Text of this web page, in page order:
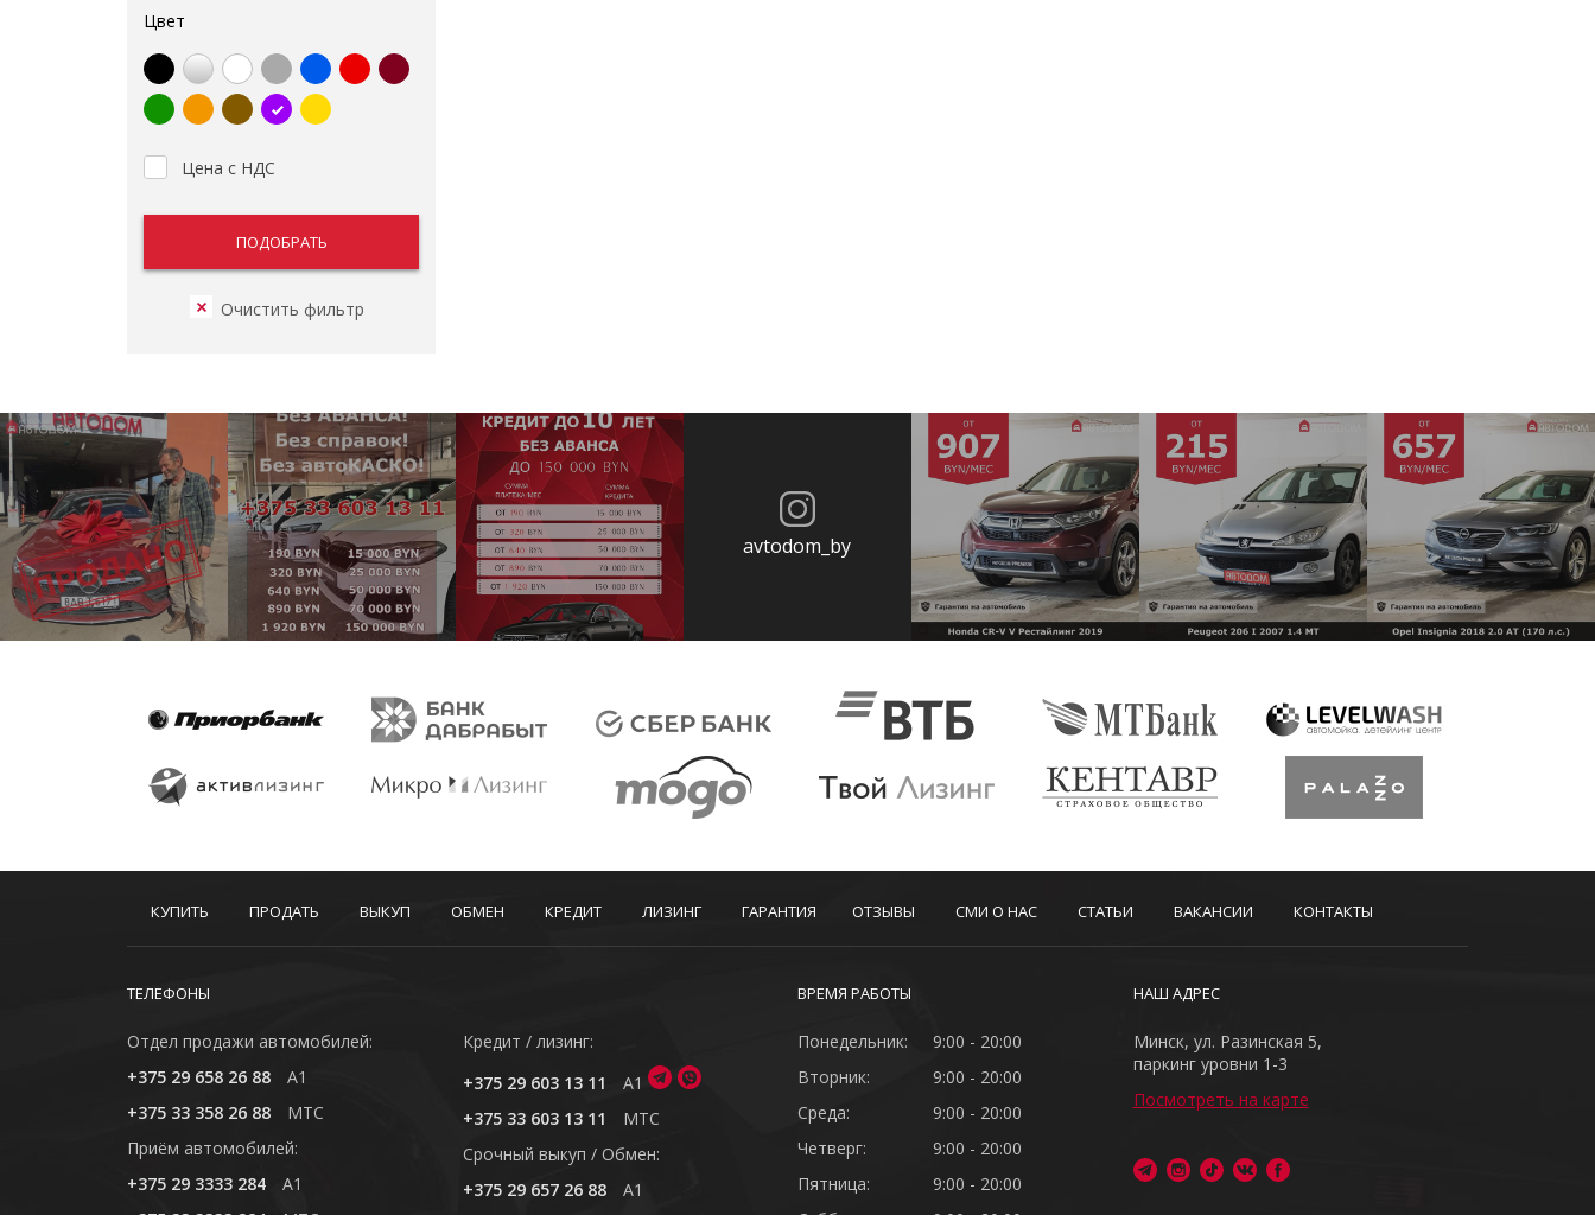
Цвет
Цена с НДС
avtodom_by
КУПИТЬ ПРОДАТЬ ВЫКУП ОБМЕН КРЕДИТ ЛИЗИНГ ГАРАНТИЯ ОТЗЫВЫ СМИ О НАС СТАТЬИ ВАКАНСИИ КОНТАКТЫ
ТЕЛЕФОНЫ
Отдел продажи автомобилей:
+375 29 658 26 88
A1
+375 33 358 26 88
MTC
Приём автомобилей:
+375 29 3333 284
A1
Кредит / лизинг:
+375 29 603 13 11
A1
+375 33 603 13 11
MTC
Cрочный выкуп / Обмен:
+375 29 657 26 88
A1
ВРЕМЯ РАБОТЫ
Понедельник:
9:00 - 20:00
Вторник:
9:00 - 20:00
Среда:
9:00 - 20:00
Четверг:
9:00 - 20:00
Пятница:
9:00 - 20:00
НАШ АДРЕС
Минск, ул. Разинская 5,
паркинг уровни 1-3
Посмотреть на карте